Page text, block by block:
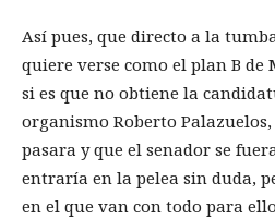
Así pues, que directo a la
quiere verse como el plan B
si es que no obtiene la
organismo Roberto Palazuelos,
pasara y que el senador se
entraría en la pelea sin duda,
en el que van con todo para